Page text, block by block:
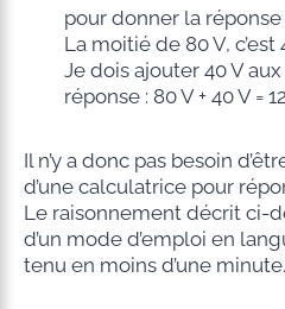
pour donner la réponse
La moitié de 80 V, c’est
Je dois ajouter 40 V
réponse : 80 V + 40 V =
Il n’y a donc pas besoin
d’une calculatrice pour
Le raisonnement décrit ci-
d’un mode d’emploi en
tenu en moins d’une minute.